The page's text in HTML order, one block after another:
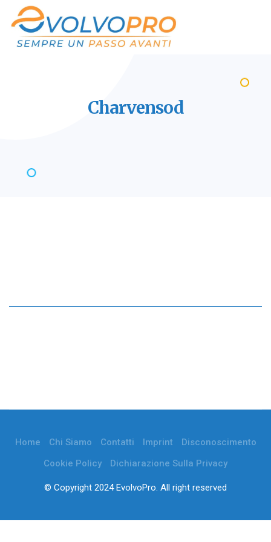
Charvensod
Home Chi Siamo Contatti Imprint
Disconoscimento
Cookie Policy
Dichiarazione Sulla Privacy
© Copyright 2024 EvolvoPro. All right reserved